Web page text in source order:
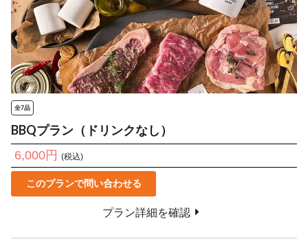
全7品
BBQプラン（ドリンクなし）
6,000円 (税込)
このプランで問い合わせる
プラン詳細を確認